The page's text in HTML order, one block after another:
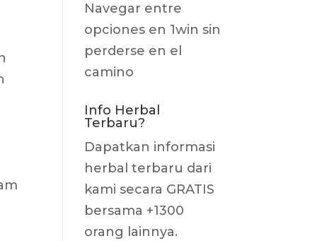
Navegar entre
opciones en 1win sin
perderse en el
camino
Info Herbal
Terbaru?
Dapatkan informasi
herbal terbaru dari
kami secara GRATIS
bersama +1300
orang lainnya.